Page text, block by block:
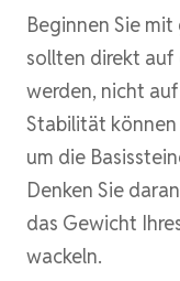
Beginnen Sie
sollten direkt
werden, nicht
Stabilität können
um die
Denken Sie
das Gewicht
wackeln.